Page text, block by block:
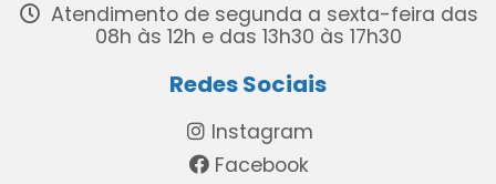
Atendimento de segunda a sexta-feira das
08h às 12h e das 13h30 às 17h30
Redes Sociais
Instagram
Facebook